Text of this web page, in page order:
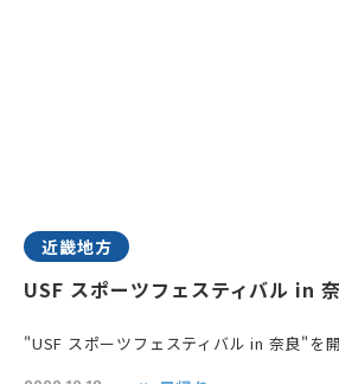
近畿地方
USF スポーツフェスティバル in
"USF スポーツフェスティバル in 奈良"を